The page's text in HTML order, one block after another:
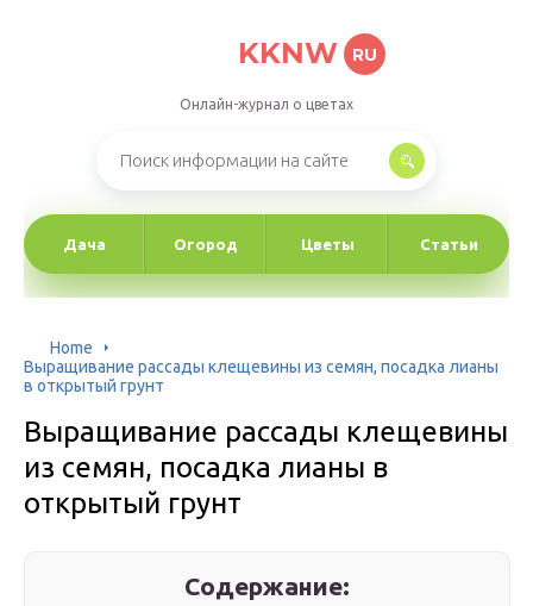
KKNW RU
Онлайн-журнал о цветах
Дача Огород Цветы Статьи
Home
Выращивание рассады клещевины из семян, посадка лианы
в открытый грунт
Выращивание рассады клещевины
из семян, посадка лианы в
открытый грунт
Содержание: